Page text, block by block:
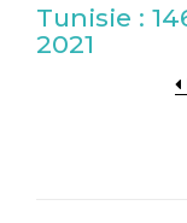
Tunisie :
2021